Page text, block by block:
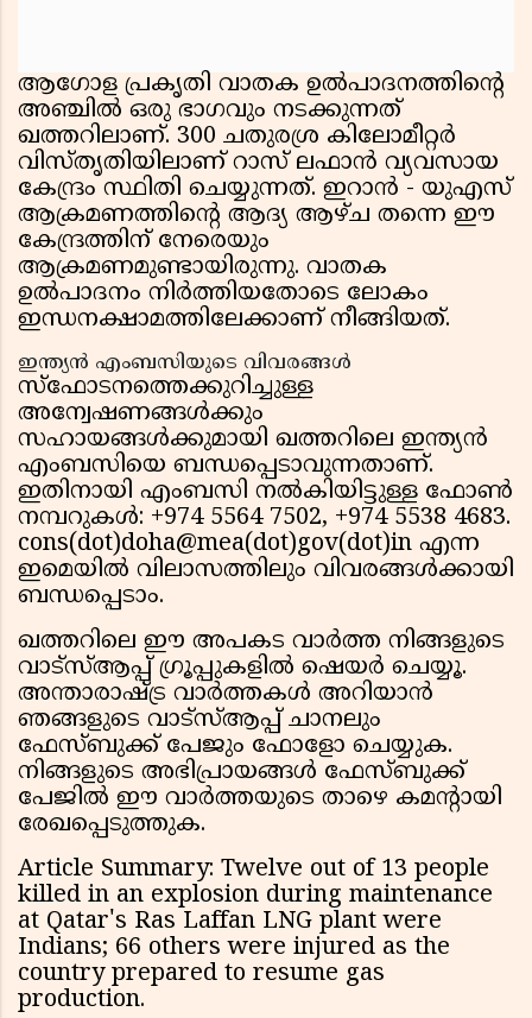
ആഗോള പ്രകൃതി വാതക ഉൽപാദനത്തിൻ്റെ
അഞ്ചിൽ ഒരു ഭാഗവും നടക്കുന്നത്
ഖത്തറിലാണ്. 300 ചതുരശ്ര കിലോമീറ്റർ
വിസ്തൃതിയിലാണ് റാസ് ലഫാൻ വ്യവസായ
കേന്ദ്രം സ്ഥിതി ചെയ്യുന്നത്. ഇറാൻ - യുഎസ്
ആക്രമണത്തിൻ്റെ ആദ്യ ആഴ്ച തന്നെ ഈ
കേന്ദ്രത്തിന് നേരെയും
ആക്രമണമുണ്ടായിരുന്നു. വാതക
ഉൽപാദനം നിർത്തിയതോടെ ലോകം
ഇന്ധനക്ഷാമത്തിലേക്കാണ് നീങ്ങിയത്.
ഇന്ത്യൻ എംബസിയുടെ വിവരങ്ങൾ
സ്ഫോടനത്തെക്കുറിച്ചുള്ള
അന്വേഷണങ്ങൾക്കും
സഹായങ്ങൾക്കുമായി ഖത്തറിലെ ഇന്ത്യൻ
എംബസിയെ ബന്ധപ്പെടാവുന്നതാണ്.
ഇതിനായി എംബസി നൽകിയിട്ടുള്ള ഫോൺ
നമ്പറുകൾ: +974 5564 7502, +974 5538 4683.
cons(dot)doha@mea(dot)gov(dot)in എന്ന
ഇമെയിൽ വിലാസത്തിലും വിവരങ്ങൾക്കായി
ബന്ധപ്പെടാം.
ഖത്തറിലെ ഈ അപകട വാർത്ത നിങ്ങളുടെ
വാട്സ്ആപ്പ് ഗ്രൂപ്പുകളിൽ ഷെയർ ചെയ്യൂ.
അന്താരാഷ്ട്ര വാർത്തകള്‍ അറിയാൻ
ഞങ്ങളുടെ വാട്സ്ആപ്പ് ചാനലും
ഫേസ്ബുക്ക് പേജും ഫോളോ ചെയ്യുക.
നിങ്ങളുടെ അഭിപ്രായങ്ങൾ ഫേസ്ബുക്ക്
പേജില്‍ ഈ വാര്‍ത്തയുടെ താഴെ കമൻ്റായി
രേഖപ്പെടുത്തുക.
Article Summary: Twelve out of 13 people
killed in an explosion during maintenance
at Qatar's Ras Laffan LNG plant were
Indians; 66 others were injured as the
country prepared to resume gas
production.